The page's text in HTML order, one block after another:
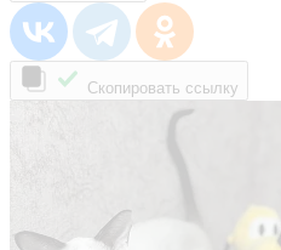
Скопировать ссылку